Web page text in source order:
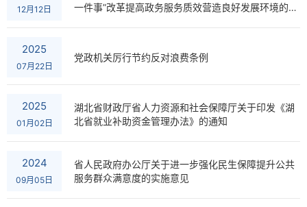
12月12日
一件事”改革提高政务服务质效营造良好发展环境的若
2025
07月22日
党政机关厉行节约反对浪费条例
2025
01月02日
湖北省财政厅省人力资源和社会保障厅关于印发《湖
北省就业补助资金管理办法》的通知
2024
09月05日
省人民政府办公厅关于进一步强化民生保障提升公共
服务群众满意度的实施意见